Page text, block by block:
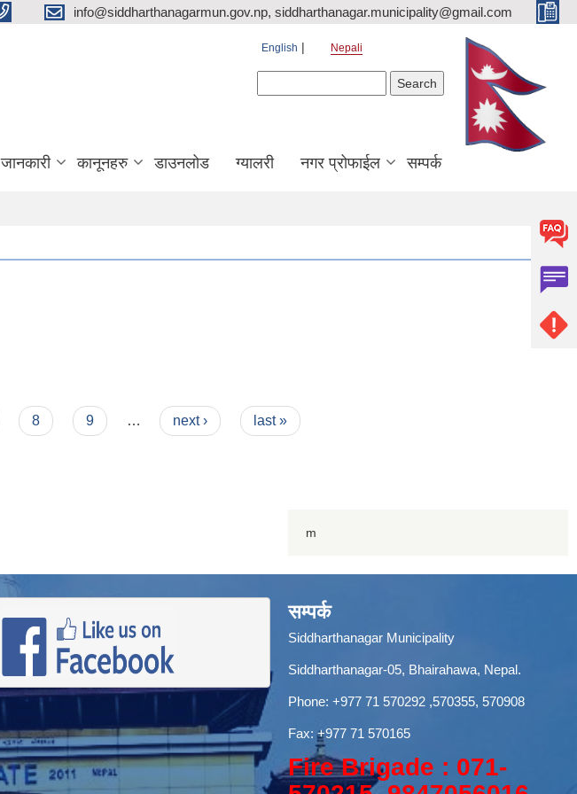
info@siddharthanagarmun.gov.np, siddharthanagar.municipality@gmail.com
English Nepali
कानूनहरु डाउनलोड ग्यालरी नगर प्रोफाईल सम्पर्क
8 9 … next › last »
m
सम्पर्क
Siddharthanagar Municipality
Siddharthanagar-05, Bhairahawa, Nepal.
Phone: +977 71 570292 ,570355, 570908
Fax: +977 71 570165
Fire Brigade : 071-